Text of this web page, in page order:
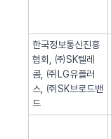
한국정보통신진흥
협회, ㈜SK텔레
콤, ㈜LG유플러
스, ㈜SK브로드밴
드